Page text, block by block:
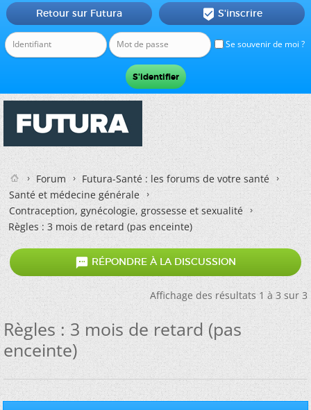
Se souvenir de moi ?
Retour sur Futura  S'inscrire
Forum
Futura-Santé : les forums de votre santé
Santé et médecine générale
Contraception, gynécologie, grossesse et sexualité
Règles : 3 mois de retard (pas enceinte)
 RÉPONDRE À LA DISCUSSION
Affichage des résultats 1 à 3 sur 3
Règles : 3 mois de retard (pas
enceinte)